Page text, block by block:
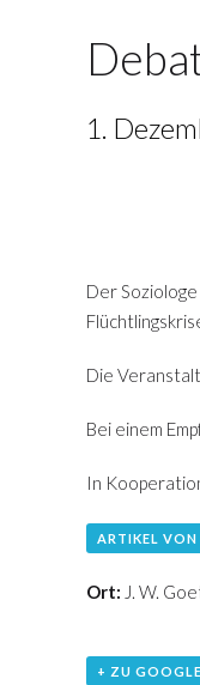
1.
Der
Die
Bei einem
In
ARTIKEL VON
Ort: J. W.
+ ZU